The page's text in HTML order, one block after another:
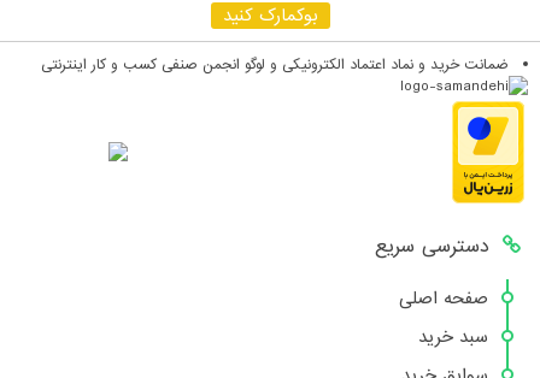
بوکمارک کنید
ضمانت خرید و نماد اعتماد الکترونیکی و لوگو انجمن صنفی کسب و کار اینترنتی
دسترسی سریع
صفحه اصلی
سبد خرید